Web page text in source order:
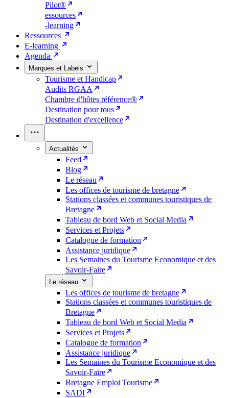
Pilot®
essources
-learning
Ressources
E-learning
Agenda
Marques et Labels
Tourisme et Handicap
Audits RGAA
Chambre d'hôtes référence®
Destination pour tous
Destination d'excellence
Actualités
Feed
Blog
Le réseau
Les offices de tourisme de bretagne
Stations classées et communes touristiques de
Bretagne
Tableau de bord Web et Social Media
Services et Projets
Catalogue de formation
Assistance juridique
Les Semaines du Tourisme Economique et des
Savoir-Faire
Le réseau
Les offices de tourisme de bretagne
Stations classées et communes touristiques de
Bretagne
Tableau de bord Web et Social Media
Services et Projets
Catalogue de formation
Assistance juridique
Les Semaines du Tourisme Economique et des
Savoir-Faire
Bretagne Emploi Tourisme
SADI